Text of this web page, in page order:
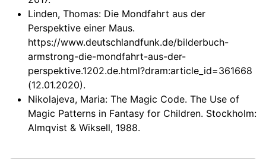
Linden, Thomas: Die Mondfahrt aus der
Perspektive einer Maus.
https://www.deutschlandfunk.de/bilderbuch-
armstrong-die-mondfahrt-aus-der-
perspektive.1202.de.html?dram:article_id=361668
(12.01.2020).
Nikolajeva, Maria: The Magic Code. The Use of
Magic Patterns in Fantasy for Children. Stockholm:
Almqvist & Wiksell, 1988.